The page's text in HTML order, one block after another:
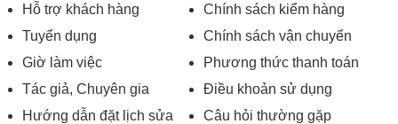
Hỗ trợ khách hàng
Tuyển dụng
Giờ làm việc
Tác giả, Chuyên gia
Hướng dẫn đặt lịch sửa
Chính sách kiểm hàng
Chính sách vận chuyển
Phương thức thanh toán
Điều khoản sử dụng
Câu hỏi thường gặp